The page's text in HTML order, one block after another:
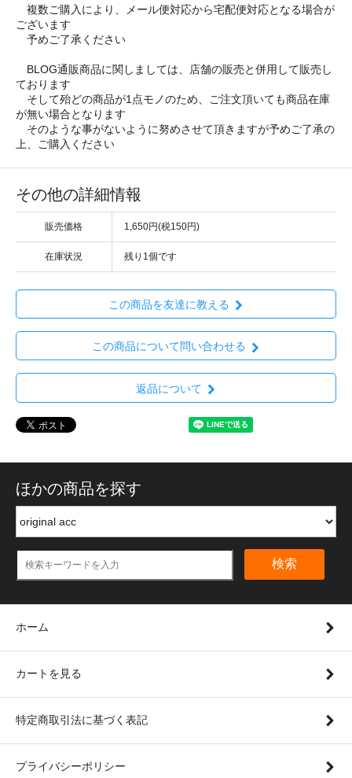
複数ご購入により、メール便対応から宅配便対応となる場合が
ございます
予めご了承ください
BLOG通販商品に関しましては、店舗の販売と併用して販売し
ております
そして殆どの商品が1点モノのため、ご注文頂いても商品在庫
が無い場合となります
そのような事がないように努めさせて頂きますが予めご了承の
上、ご購入ください
その他の詳細情報
販売価格 1,650円(税150円)
在庫状況 残り1個です
この商品を友達に教える
この商品について問い合わせる
返品について
ほかの商品を探す
検索
ホーム
カートを見る
特定商取引法に基づく表記
プライバシーポリシー